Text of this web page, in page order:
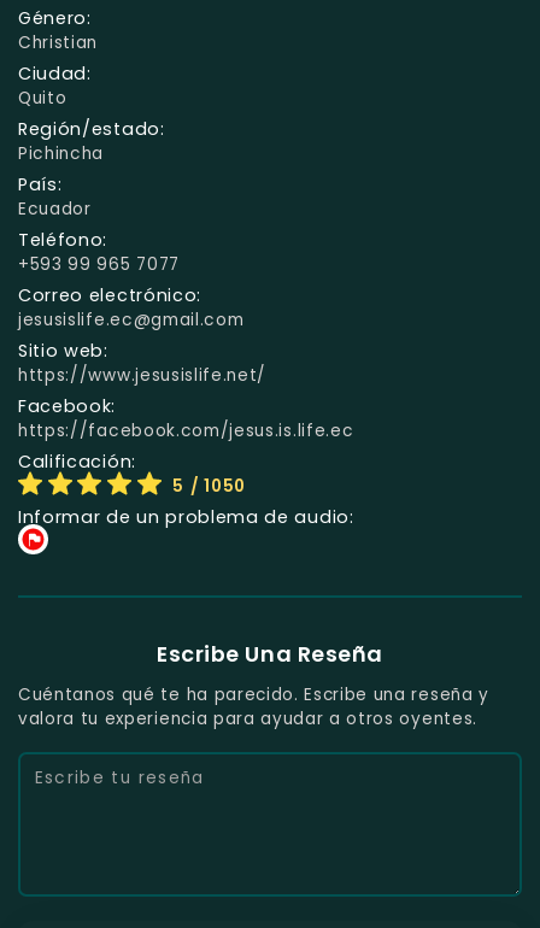
Género:
Christian
Ciudad:
Quito
Región/estado:
Pichincha
País:
Ecuador
Teléfono:
+593 99 965 7077
Correo electrónico:
jesusislife.ec@gmail.com
Sitio web:
https://www.jesusislife.net/
Facebook:
https://facebook.com/jesus.is.life.ec
Calificación:
5 / 1050
Informar de un problema de audio:
Escribe Una Reseña
Cuéntanos qué te ha parecido. Escribe una reseña y
valora tu experiencia para ayudar a otros oyentes.